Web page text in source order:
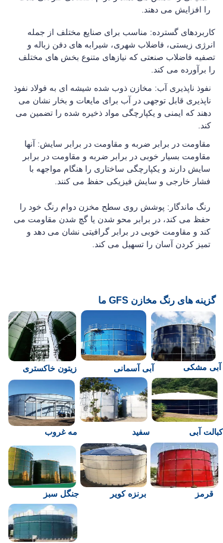
نفوذ ناپذیری آب: مخازن ذوب شده شیشه ای به فولاد نفوذ
ناپذیری قابل توجهی در آب برای مایعات و بخار نشان می
دهند که ایمنی و یکپارچگی مواد ذخیره شده را تضمین می
کند.
مقاومت در برابر ضربه و مقاومت در برابر سایش: آنها
مقاومت بسیار خوبی در برابر ضربه و مقاومت در برابر
سایش دارند و یکپارچگی ساختاری را هنگام مواجهه با
فشار خارجی و سایش فیزیکی حفظ می کنند.
رنگ ماندگار: پوشش روی سطح مخزن دوام رنگ خود را
حفظ می کند، در برابر محو شدن یا گچ شدن مقاومت می
کند و مقاومت خوبی در برابر گرافیتی نشان می دهد و
تمیز کردن آسان را تسهیل می کند.
را افزایش می دهند.
کاربردهای گسترده: مناسب برای صنایع مختلف از جمله
انرژی زیستی، فاضلاب شهری، شیرابه های دفن زباله و
تصفیه فاضلاب صنعتی که نیازهای متنوع بخش های مختلف
را برآورده می کند.
گزینه های رنگ مخازن GFS ما
زیتون خاکستری آبی مشکی
سفید
جنگل سبز قرمز
آبی آسمانی
مه غروب کبالت آبی
برنزه کویر